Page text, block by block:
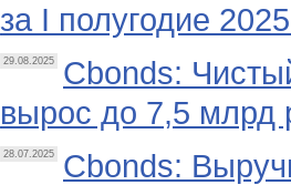
за I полугодие 2025
29.08.2025
Cbonds:
вырос до 7,5 млрд
28.07.2025
Cbonds: